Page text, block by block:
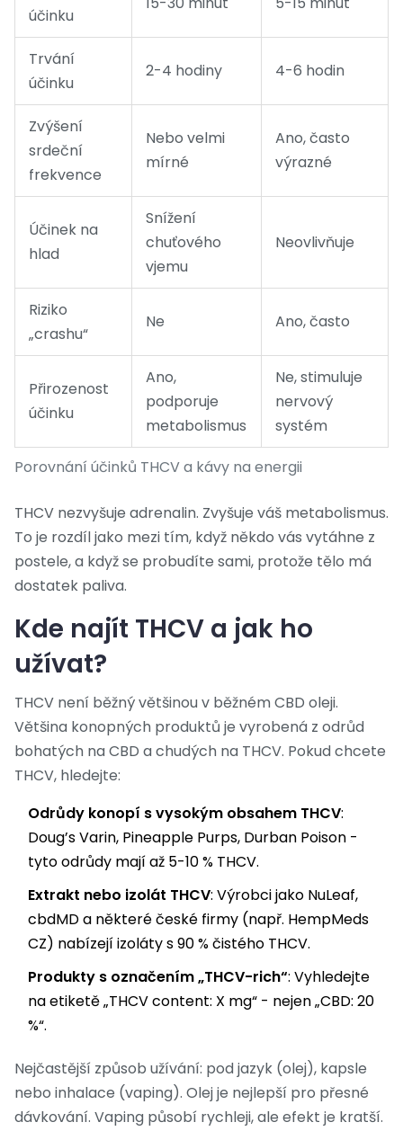
Porovnání účinků THCV a kávy na energii
účinku
Trvání
účinku
2-4 hodiny 4-6 hodin
Zvýšení
srdeční
frekvence
Nebo velmi
mírné
Ano, často
výrazné
Účinek na
hlad
Snížení
chuťového
vjemu
Neovlivňuje
Riziko
„crashu“
Ne Ano, často
Přirozenost
účinku
Ano,
podporuje
metabolismus
Ne, stimuluje
nervový
systém
THCV nezvyšuje adrenalin. Zvyšuje váš metabolismus.
To je rozdíl jako mezi tím, když někdo vás vytáhne z
postele, a když se probudíte sami, protože tělo má
dostatek paliva.
Kde najít THCV a jak ho
užívat?
THCV není běžný většinou v běžném CBD oleji.
Většina konopných produktů je vyrobená z odrůd
bohatých na CBD a chudých na THCV. Pokud chcete
THCV, hledejte:
Odrůdy konopí s vysokým obsahem THCV:
Doug’s Varin, Pineapple Purps, Durban Poison -
tyto odrůdy mají až 5-10 % THCV.
Extrakt nebo izolát THCV: Výrobci jako NuLeaf,
cbdMD a některé české firmy (např. HempMeds
CZ) nabízejí izoláty s 90 % čistého THCV.
Produkty s označením „THCV-rich“: Vyhledejte
na etiketě „THCV content: X mg“ - nejen „CBD: 20
%“.
Nejčastější způsob užívání: pod jazyk (olej), kapsle
nebo inhalace (vaping). Olej je nejlepší pro přesné
dávkování. Vaping působí rychleji, ale efekt je kratší.